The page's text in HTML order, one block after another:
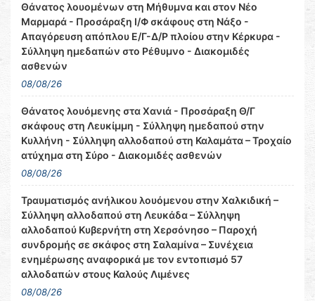
Θάνατος λουομένων στη Μήθυμνα και στον Νέο
Μαρμαρά - Προσάραξη Ι/Φ σκάφους στη Νάξο -
Απαγόρευση απόπλου Ε/Γ-Δ/Ρ πλοίου στην Κέρκυρα -
Σύλληψη ημεδαπών στο Ρέθυμνο - Διακομιδές
ασθενών
08/08/26
Θάνατος λουόμενης στα Χανιά - Προσάραξη Θ/Γ
σκάφους στη Λευκίμμη - Σύλληψη ημεδαπού στην
Κυλλήνη - Σύλληψη αλλοδαπού στη Καλαμάτα – Τροχαίο
ατύχημα στη Σύρο - Διακομιδές ασθενών
08/08/26
Τραυματισμός ανήλικου λουόμενου στην Χαλκιδική –
Σύλληψη αλλοδαπού στη Λευκάδα – Σύλληψη
αλλοδαπού Κυβερνήτη στη Χερσόνησο – Παροχή
συνδρομής σε σκάφος στη Σαλαμίνα – Συνέχεια
ενημέρωσης αναφορικά με τον εντοπισμό 57
αλλοδαπών στους Καλούς Λιμένες
08/08/26